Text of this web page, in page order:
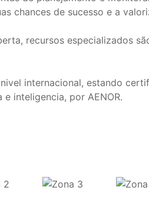
chances de sucesso e a
recursos especializados
internacional, estando
inteligencia, por AENOR.